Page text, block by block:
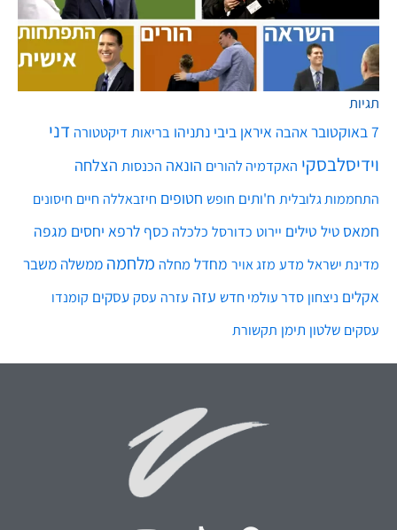
תגיות
7 באוקטובר אהבה איראן ביבי נתניהו בריאות דיקטטורה דני
וידיסלבסקי האקדמיה להורים הונאה הכנסות הצלחה
התחממות גלובלית ח'ותים חופש חטופים חיזבאללה חיים חיסונים
חמאס טיל טילים יירוט כדורסל כלכלה כסף לרפא יחסים מגפה
מדינת ישראל מדע מזג אויר מחדל מחלה מלחמה ממשלה משבר
אקלים ניצחון סדר עולמי חדש עזה עזרה עסק עסקים קומנדו
עסקים שלטון תימן תקשורת